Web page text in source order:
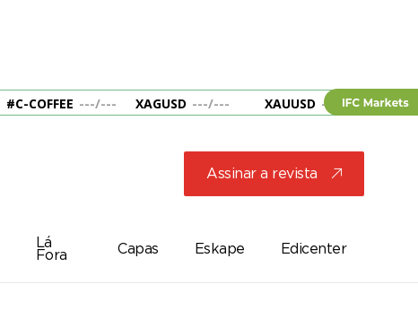
#C-COFFEE ---/--- XAGUSD ---/--- XAUUSD --- ---
Assinar a revista j
Lá
Fora
Capas Eskape Edicenter